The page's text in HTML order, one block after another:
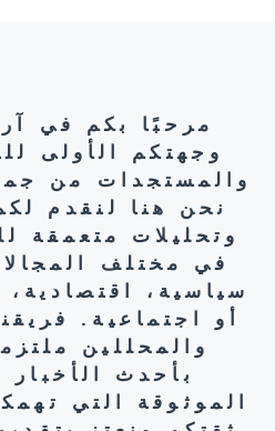
مرحبًا بكم في
وجهتكم الأولى
والمستجدات من
نحن هنا لنقدم
وتحليلات متعمقة
في مختلف
سياسية، اقتصادية،
أو اجتماعية.
والمحللين
بأحدث الأخبار
الموثوقة التي